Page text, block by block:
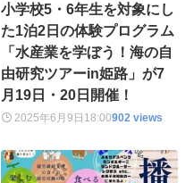
小学校5・6年生を対象にし
た1泊2日の体験プログラム
「水産業を学ぼう！海の自
由研究ツアーin姫路」が7
月19日・20日開催！
2025年6月9日 18:00902 views